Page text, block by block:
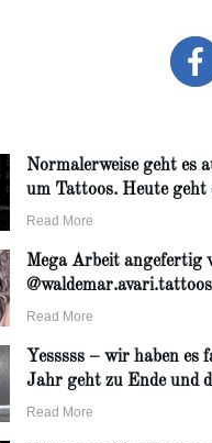
Normalerweise geht es
um Tattoos. Heute geht
Read More
Mega Arbeit angefertig
@waldemar.avari.tattoos
Read More
Yesssss – wir haben es
Jahr geht zu Ende und
Read More